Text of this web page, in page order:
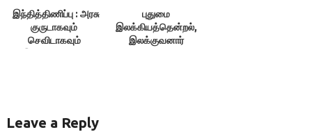
இந்தித்திணிப்பு : அரசு
குருடாகவும்
செவிடாகவும்
புதுமை
இலக்கியத்தென்றல்,
இலக்குவனார்
Leave a Reply